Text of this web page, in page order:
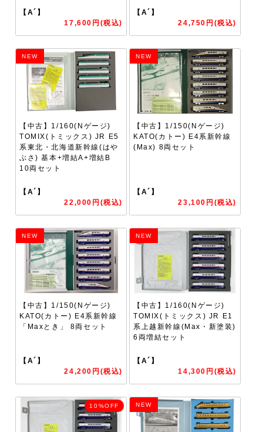
【A´】
17,600円(税込)
【A´】
24,750円(税込)
NEW
【中古】1/160(Nゲージ)
TOMIX(トミックス) JR E5
系東北・北海道新幹線(はや
ぶさ) 基本+増結A+増結B
10両セット
【A´】
22,000円(税込)
NEW
【中古】1/150(Nゲージ)
KATO(カトー) E4系新幹線
(Max) 8両セット
【A´】
23,100円(税込)
NEW
【中古】1/150(Nゲージ)
KATO(カトー) E4系新幹線
「Maxとき」 8両セット
【A´】
24,200円(税込)
NEW
【中古】1/160(Nゲージ)
TOMIX(トミックス) JR E1
系上越新幹線(Max・新塗装)
6両増結セット
【A´】
14,300円(税込)
10%OFF NEW